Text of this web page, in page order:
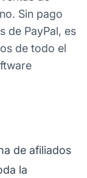
Sin pago
de PayPal, es
de todo el
de afiliados
la